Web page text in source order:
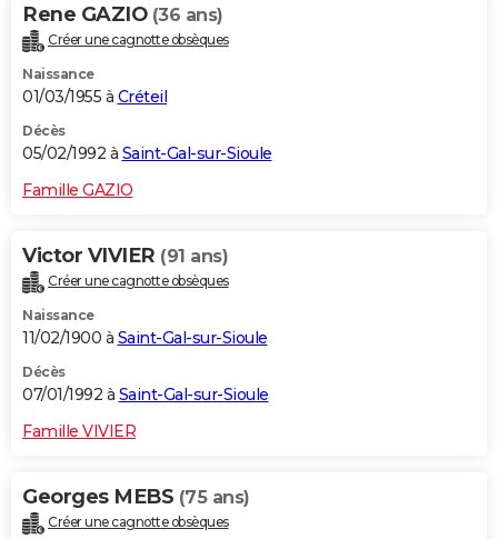
Rene GAZIO (36 ans)
Créer une cagnotte obsèques
Naissance
01/03/1955 à Créteil
Décès
05/02/1992 à Saint-Gal-sur-Sioule
Famille GAZIO
Victor VIVIER (91 ans)
Créer une cagnotte obsèques
Naissance
11/02/1900 à Saint-Gal-sur-Sioule
Décès
07/01/1992 à Saint-Gal-sur-Sioule
Famille VIVIER
Georges MEBS (75 ans)
Créer une cagnotte obsèques